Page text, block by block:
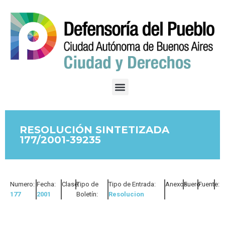
RESOLUCIÓN SINTETIZADA
177/2001-39235
Numero:
177
Fecha:
2001
Clase:Tipo de
Boletín:
Tipo de Entrada:
Resolucion
Anexos:Fuero:Fuente: